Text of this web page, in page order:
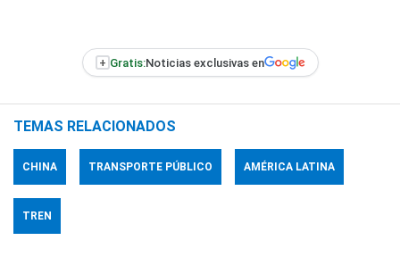
+ Gratis:Noticias exclusivas en
TEMAS RELACIONADOS
CHINA TRANSPORTE PÚBLICO AMÉRICA LATINA
TREN